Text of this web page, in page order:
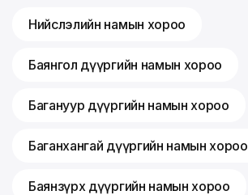
Нийслэлийн намын хороо
Баянгол дүүргийн намын хороо
Багануур дүүргийн намын хороо
Баганхангай дүүргийн намын хороо
Баянзүрх дүүргийн намын хороо